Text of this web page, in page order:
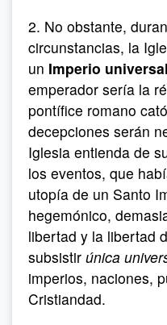
2. No obstante,
circunstancias, la
un Imperio
emperador sería la
pontífice romano
decepciones serán
Iglesia entienda de
los eventos, que
utopía de un Santo
hegemónico,
libertad y la libertad
subsistir única
imperios, naciones,
Cristiandad.